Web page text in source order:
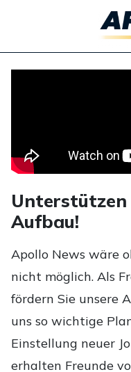
Unterstützen
Aufbau!
Apollo News wäre
nicht möglich. Als
fördern Sie unsere
uns so wichtige
Einstellung neuer
erhalten Freunde